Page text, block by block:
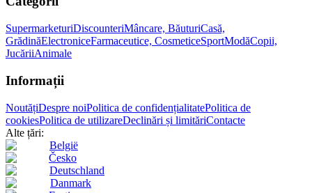
SupermarketuriDiscounteriMâncare, BăuturiCasă,
GrădinăElectroniceFarmaceutice, CosmeticeSportModăCopii,
JucăriiAnimale
Informații
NoutățiDespre noiPolitica de confidențialitatePolitica de
cookiesPolitica de utilizareDeclinări și limităriContacte
Alte țări:
België
Česko
Deutschland
Danmark